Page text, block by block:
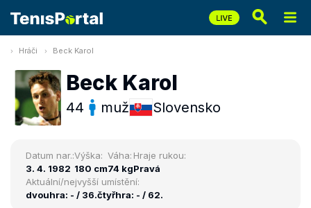
Hráči Beck Karol
Beck Karol
44 muž Slovensko
Datum nar.:
3. 4. 1982
Výška:
180 cm
Váha:
74 kg
Hraje rukou:
Pravá
Aktuální/nejvyšší umístění:
dvouhra: - / 36.čtyřhra: - / 62.